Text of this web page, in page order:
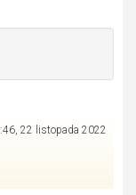
22 listopada 2022